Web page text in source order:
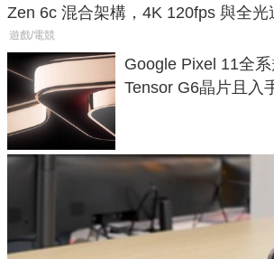
Zen 6c 混合架構，4K 120fps 與全光
遊戲/電競
Google Pixel 11全
Tensor G6晶片且入